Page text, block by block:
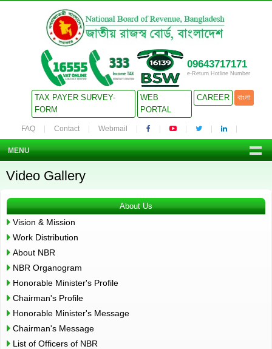
09643717171
e-Return Hotline Number
TAX PAYER SURVEY-
FORM
WEB
PORTAL
CAREER বাংলা
FAQ Contact Webmail
MENU
Video Gallery
About Us
Vision & Mission
Work Distribution
About NBR
NBR Organogram
Honorable Minister's Profile
Chairman's Profile
Honorable Minister's Message
Chairman's Message
List of Officers of NBR